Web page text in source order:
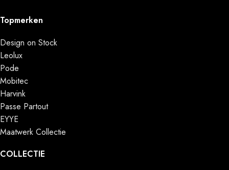
Topmerken
Design on Stock
Leolux
Pode
Mobitec
Harvink
Passe Partout
EYYE
Maatwerk Collectie
COLLECTIE